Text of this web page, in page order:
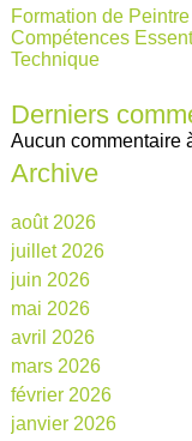
Formation de
Compétences
Technique
Derniers
Aucun commentaire
Archive
août 2026
juillet 2026
juin 2026
mai 2026
avril 2026
mars 2026
février 2026
janvier 2026